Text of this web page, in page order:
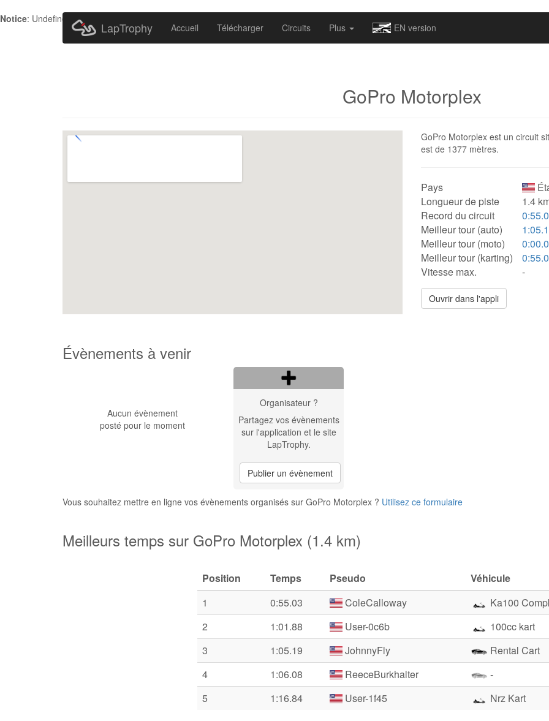
Notice: Undefined index: HTTP_ACCEPT_LANGUAGE in
LapTrophy Accueil Télécharger Circuits Plus EN version
GoPro Motorplex
GoPro Motorplex est un circuit
est de 1377 mètres.
Pays
Longueur de piste
1.4
Record du circuit
Meilleur tour (auto)
Meilleur tour (moto)
Meilleur tour (karting)
Vitesse max.
-
Ouvrir dans l'appli
Évènements à venir
Aucun évènement
posté pour le moment
Organisateur ?
Partagez vos évènements
sur l'application et le site
LapTrophy.
Publier un évènement
Vous souhaitez mettre en ligne vos évènements organisés sur GoPro Motorplex ? Utilisez ce formulaire
Meilleurs temps sur GoPro Motorplex (1.4 km)
Position Temps Pseudo
Véhicule
1
0:55.03 ColeCalloway
Ka100
2
1:01.88 User-0c6b
100cc kart
3
1:05.19 JohnnyFly
Rental Cart
4
1:06.08 ReeceBurkhalter
-
5
1:16.84 User-1f45 Nrz Kart